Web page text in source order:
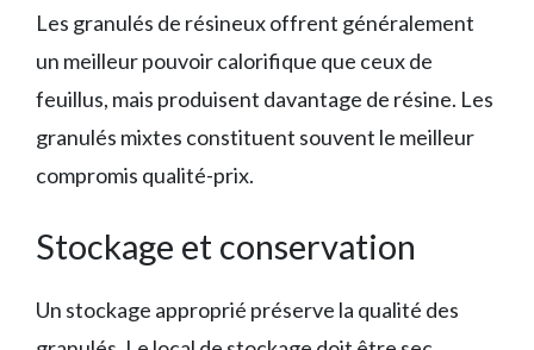
Les granulés de résineux offrent généralement
un meilleur pouvoir calorifique que ceux de
feuillus, mais produisent davantage de résine. Les
granulés mixtes constituent souvent le meilleur
compromis qualité-prix.
Stockage et conservation
Un stockage approprié préserve la qualité des